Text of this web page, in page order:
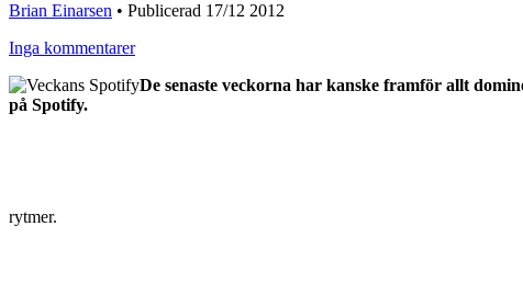
Brian Einarsen • Publicerad 17/12 2012
Inga kommentarer
De senaste veckorna har kanske framför allt
på Spotify.
rytmer.